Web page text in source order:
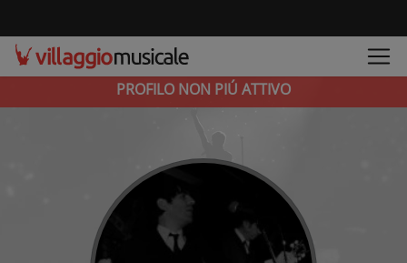
PROFILO NON PIÚ ATTIVO